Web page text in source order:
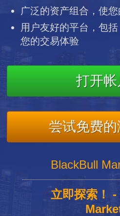
广泛的资产组合，使
用户友好的平台，包
您的交易体验
打开帐
尝试免费
BlackBull
立即探索！